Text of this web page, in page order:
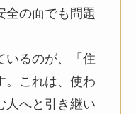
全の面でも問題
いるのが、「住
。これは、使わ
人へと引き継い